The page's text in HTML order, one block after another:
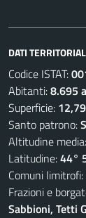
DATI
Codice ISTAT:
Abitanti:8.695
Superficie: 12,79
Santo patrono:
Altitudine media:
Latitudine:44°
Comuni limitrofi:
Frazioni e
Sabbioni, Tetti